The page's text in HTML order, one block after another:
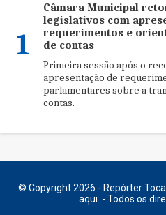
1
Câmara Municipal
legislativos com
requerimentos e
de contas
Primeira sessão após o
apresentação de
parlamentares sobre a
contas.
© Copyright 2026 - Repórter
aqui. - Todos os